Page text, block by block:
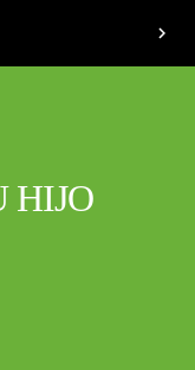
chevron_right
HIJO